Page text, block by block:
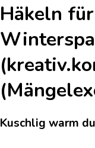
Häkeln
Kuschlig warm